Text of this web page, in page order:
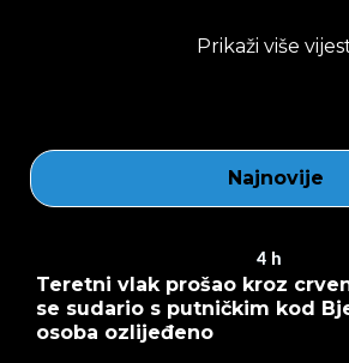
Prikaži više
Najnovije
4 h
Teretni vlak prošao kroz
se sudario s putničkim kod
osoba ozlijeđeno